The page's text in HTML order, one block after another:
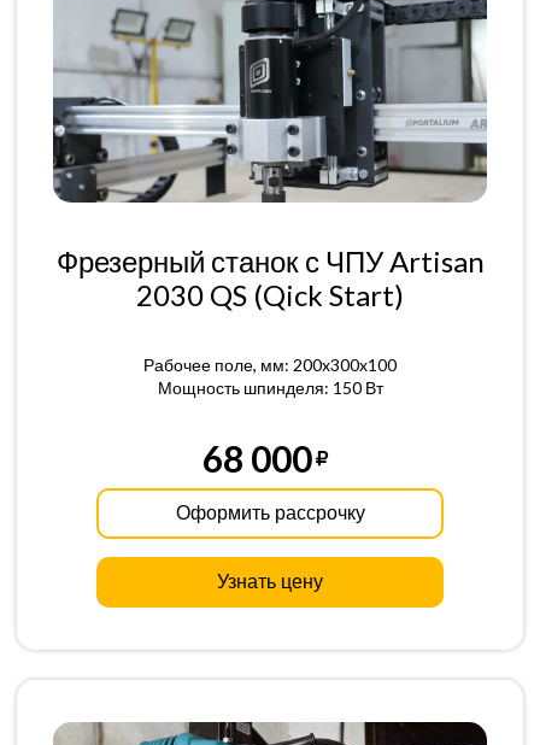
Фрезерный станок с ЧПУ Artisan
2030 QS (Qick Start)
Рабочее поле, мм: 200x300x100
Мощность шпинделя: 150 Вт
68 000
Оформить рассрочку
Узнать цену